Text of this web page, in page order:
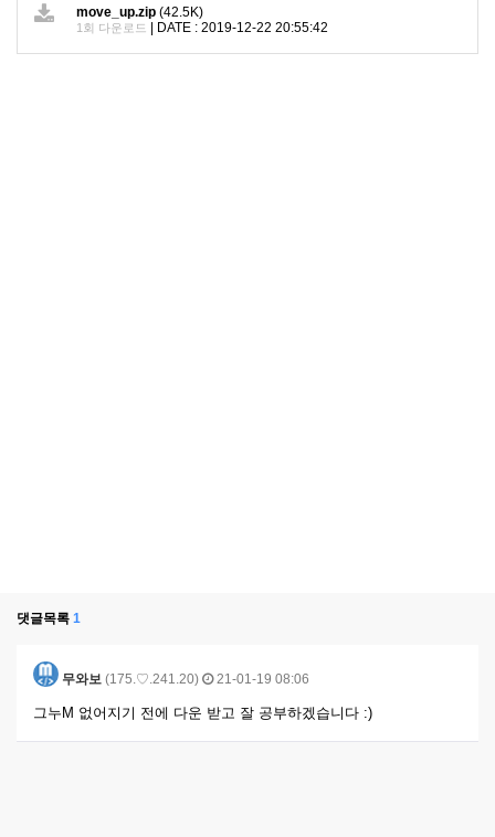
move_up.zip (42.5K)
1회 다운로드 | DATE : 2019-12-22 20:55:42
댓글목록 1
무와보 (175.♡.241.20) 21-01-19 08:06
그누M 없어지기 전에 다운 받고 잘 공부하겠습니다 :)